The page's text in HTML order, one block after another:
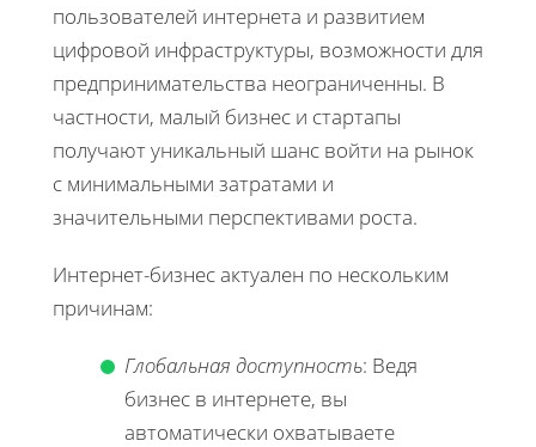
пользователей интернета и развитием
цифровой инфраструктуры, возможности для
предпринимательства неограниченны. В
частности, малый бизнес и стартапы
получают уникальный шанс войти на рынок
с минимальными затратами и
значительными перспективами роста.
Интернет-бизнес актуален по нескольким
причинам:
Глобальная доступность: Ведя
бизнес в интернете, вы
автоматически охватываете